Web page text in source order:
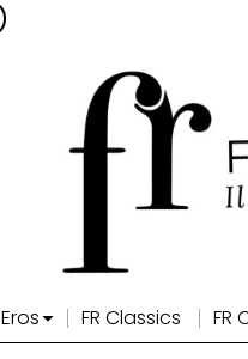
Eros FR Classics FR